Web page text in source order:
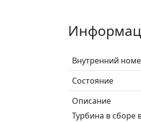
Внутренний
Состояние
Описание
Турбина в сборе